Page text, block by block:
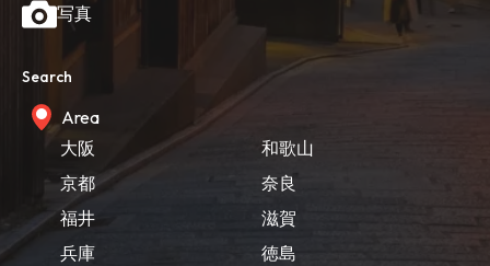
写真
Search
Area
大阪
京都
福井
兵庫
和歌山
奈良
滋賀
徳島